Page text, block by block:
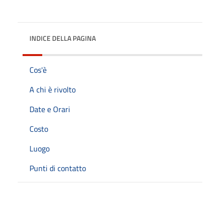
INDICE DELLA PAGINA
Cos'è
A chi è rivolto
Date e Orari
Costo
Luogo
Punti di contatto